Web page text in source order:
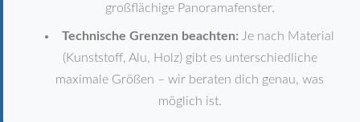
großflächige Panoramafenster.
Technische Grenzen beachten: Je nach Material
(Kunststoff, Alu, Holz) gibt es unterschiedliche
maximale Größen – wir beraten dich genau, was
möglich ist.